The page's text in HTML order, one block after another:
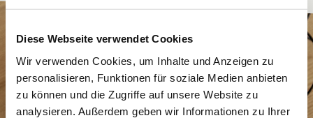
Diese Webseite verwendet Cookies
Wir verwenden Cookies, um Inhalte und Anzeigen zu
personalisieren, Funktionen für soziale Medien anbieten
zu können und die Zugriffe auf unsere Website zu
analysieren. Außerdem geben wir Informationen zu Ihrer